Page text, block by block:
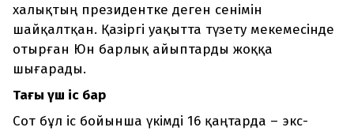
халықтың президентке деген сенімін
шайқалтқан. Қазіргі уақытта түзету мекемесінде
отырған Юн барлық айыптарды жоққа
шығарады.
Тағы үш іс бар
Сот бұл іс бойынша үкімді 16 қаңтарда – экс-